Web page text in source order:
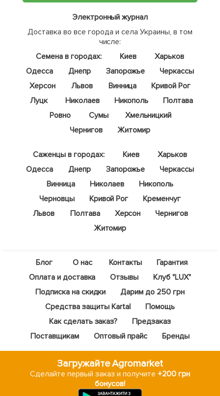
Электронный журнал
Доставка во все города и села Украины, в том
числе:
Семена в городах:
Киев
Харьков
Одесса
Днепр Запорожье
Черкассы
Херсон
Львов Винница
Кривой Рог
Луцк
Николаев Никополь
Полтава
Ровно
Сумы
Хмельницкий
Чернигов
Житомир
Саженцы в городах: Киев
Харьков
Одесса
Днепр Запорожье
Черкассы
Винница
Николаев
Никополь
Черновцы
Кривой Рог
Кременчуг
Львов
Полтава Херсон
Чернигов
Житомир
Блог О нас Контакты
Гарантия
Оплата и доставка
Отзывы
Клуб "LUX"
Подписка на скидки
Дарим до 250 грн
Средства защиты Kartal
Помощь
Как сделать заказ?
Предзаказ
Поставщикам
Оптовый прайс Бренды
Загружайте Agromarket
Сделайте первый заказ и получите +200 грн
бонусов!